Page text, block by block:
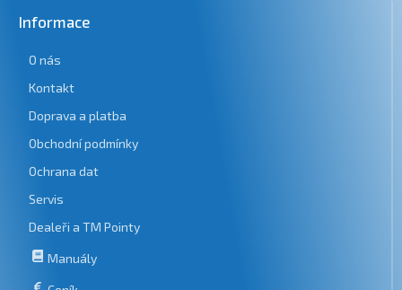
Informace
O nás
Kontakt
Doprava a platba
Obchodní podmínky
Ochrana dat
Servis
Dealeři a TM Pointy
Manuály